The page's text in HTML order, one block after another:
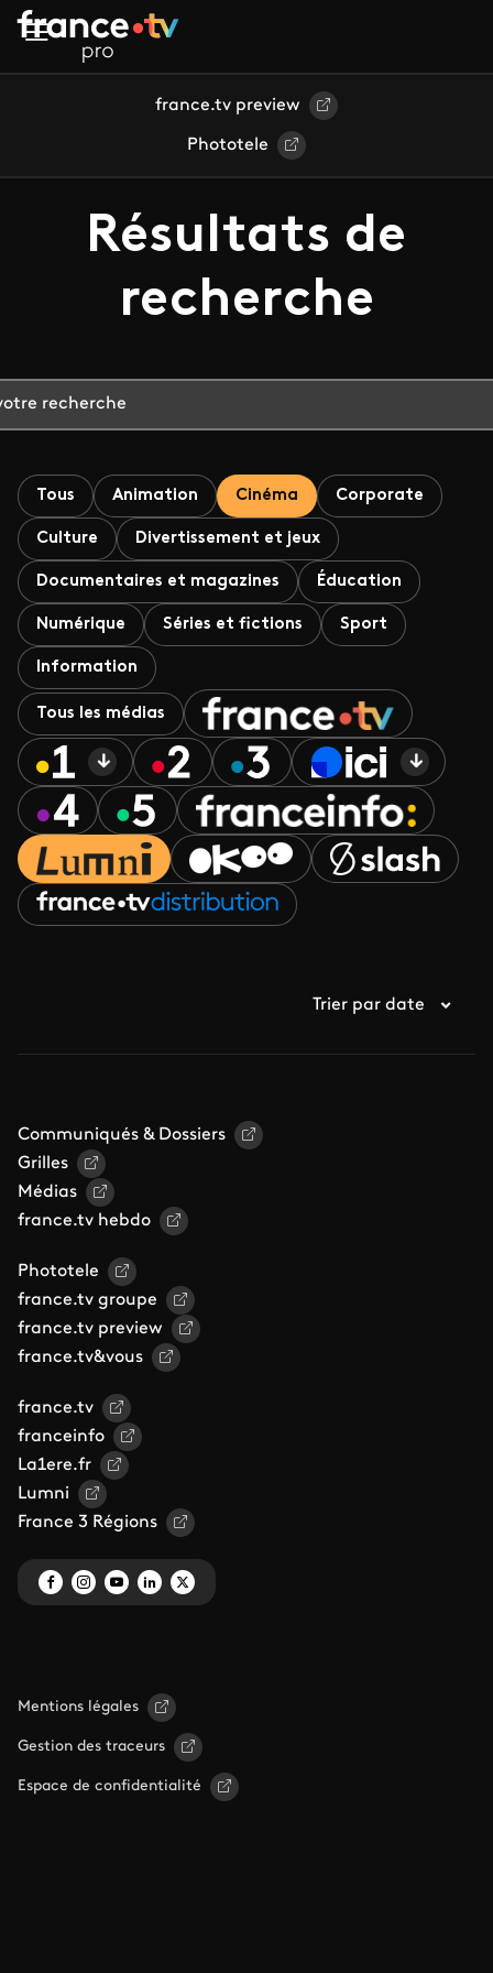
Aller au contenu principal
france.tv preview
Phototele
Résultats de
recherche
Tous Animation Cinéma Corporate
Culture Divertissement et jeux
Documentaires et magazines Éducation
Numérique Séries et fictions Sport
Information
Tous les médias
Trier par date
Communiqués & Dossiers
Grilles
Médias
france.tv hebdo
Phototele
france.tv groupe
france.tv preview
france.tv&vous
france.tv
franceinfo
La1ere.fr
Lumni
France 3 Régions
Mentions légales
Gestion des traceurs
Espace de confidentialité